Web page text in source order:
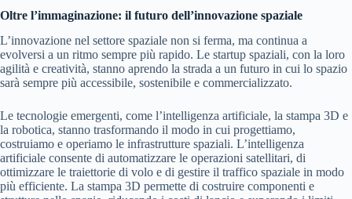
Oltre l’immaginazione: il futuro dell’innovazione spaziale
L’innovazione nel settore spaziale non si ferma, ma continua a
evolversi a un ritmo sempre più rapido. Le startup spaziali, con la loro
agilità e creatività, stanno aprendo la strada a un futuro in cui lo spazio
sarà sempre più accessibile, sostenibile e commercializzato.
Le tecnologie emergenti, come l’intelligenza artificiale, la stampa 3D e
la robotica, stanno trasformando il modo in cui progettiamo,
costruiamo e operiamo le infrastrutture spaziali. L’intelligenza
artificiale consente di automatizzare le operazioni satellitari, di
ottimizzare le traiettorie di volo e di gestire il traffico spaziale in modo
più efficiente. La stampa 3D permette di costruire componenti e